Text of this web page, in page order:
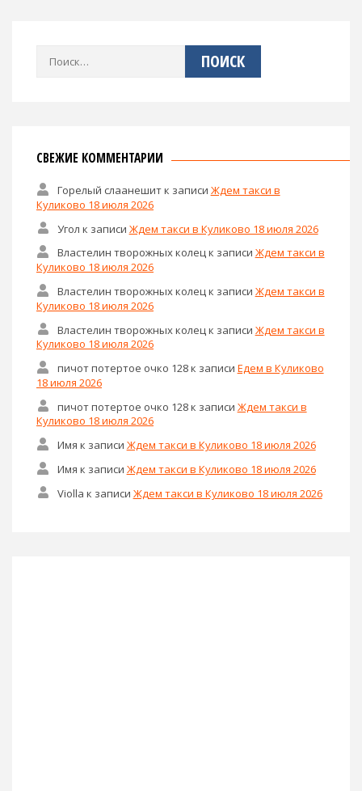
Найти:
СВЕЖИЕ КОММЕНТАРИИ
Горелый слаанешитк записи Ждем такси в
Куликово 18 июля 2026
Угол к записи Ждем такси в Куликово 18 июля 2026
Властелин творожных колецк записи Ждем такси в
Куликово 18 июля 2026
Властелин творожных колец к записи Ждем такси в
Куликово 18 июля 2026
Властелин творожных колец к записи Ждем такси в
Куликово 18 июля 2026
пичот потертое очко 128к записи Едем в Куликово
18 июля 2026
пичот потертое очко 128к записи Ждем такси в
Куликово 18 июля 2026
Имя к записи Ждем такси в Куликово 18 июля 2026
Имя к записи Ждем такси в Куликово 18 июля 2026
Violla к записи Ждем такси в Куликово 18 июля 2026